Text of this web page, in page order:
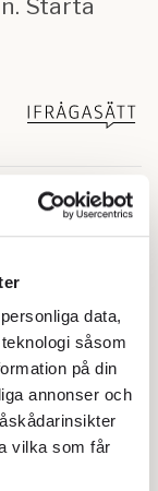
data,
såsom
på din
annonser och
vilka som får
Poesi